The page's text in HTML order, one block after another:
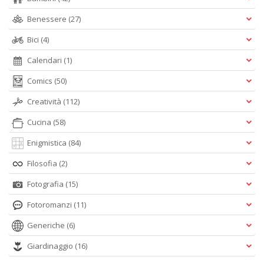
Benessere (27)
Bici (4)
Calendari (1)
Comics (50)
Creatività (112)
Cucina (58)
Enigmistica (84)
Filosofia (2)
Fotografia (15)
Fotoromanzi (11)
Generiche (6)
Giardinaggio (16)